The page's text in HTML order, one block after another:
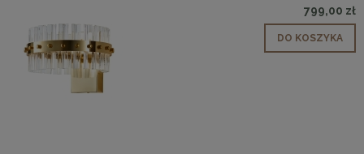
799,00 zł
DO KOSZYKA